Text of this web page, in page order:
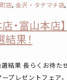
店, 金沢・タテマチ店
・富山本店
果！
結果 長らくお待た
プレゼントフェア